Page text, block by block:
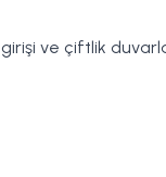
ve çiftlik